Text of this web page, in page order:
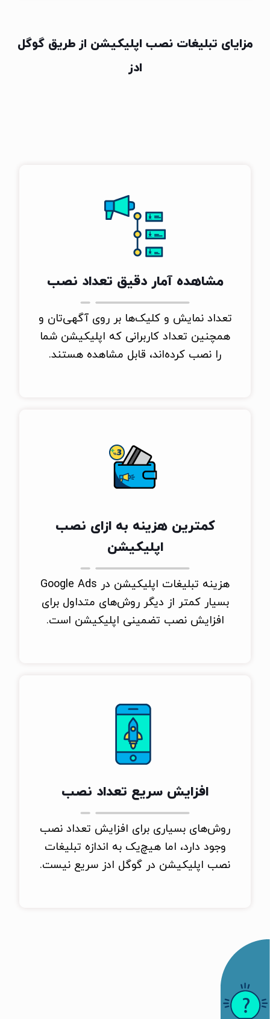
مزایای تبلیغات نصب اپلیکیشن از طریق گوگل
ادز
مشاهده آمار دقیق تعداد نصب
تعداد نمایش و کلیک‌ها بر روی آگهی‌تان و
همچنین تعداد کاربرانی که اپلیکیشن شما
را نصب کرده‌اند، قابل مشاهده هستند.
کمترین هزینه به ازای نصب
اپلیکیشن
هزینه تبلیغات اپلیکیشن در Google Ads
بسیار کمتر از دیگر روش‌های متداول برای
افزایش نصب تضمینی اپلیکیشن است.
افزایش سریع تعداد نصب
روش‌های بسیاری برای افزایش تعداد نصب
وجود دارد، اما هیچ‌یک به اندازه تبلیغات
نصب اپلیکیشن در گوگل ادز سریع نیست.